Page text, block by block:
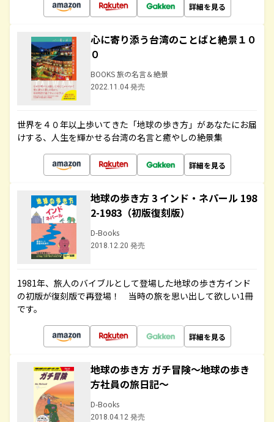
詳細を見る
心に寄り添う台湾のことばと絶景１０
０
BOOKS 旅の名言＆絶景
2022.11.04 発売
世界を４０年以上歩いてきた「地球の歩き方」があなたにお届
けする、人生を輝かせる台湾の名言と癒やしの絶景集
詳細を見る
地球の歩き方 3 インド・ネパール 198
2-1983（初版復刻版）
D-Books
2018.12.20 発売
1981年、旅人のバイブルとして登場した地球の歩き方インド
の初版が復刻版で再登場！ 当時の旅を思い出して欲しい1冊
です。
詳細を見る
地球の歩き方 ガチ冒険～地球の歩き
方社員の旅日記～
D-Books
2018.04.12 発売